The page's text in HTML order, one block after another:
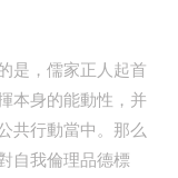
是，儒家正人起首
本身的能動性，并
共行動當中。那么
自我倫理品德標